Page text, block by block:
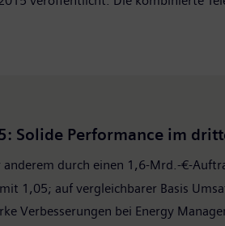
Solide Performance im
durch einen 1,6-Mrd.-€-
1,05; auf vergleichbarer Basis
Verbesserungen bei Energy